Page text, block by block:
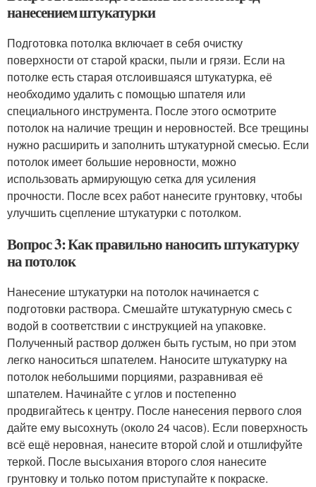
нанесением штукатурки
Подготовка потолка включает в себя очистку
поверхности от старой краски, пыли и грязи. Если на
потолке есть старая отслоившаяся штукатурка, её
необходимо удалить с помощью шпателя или
специального инструмента. После этого осмотрите
потолок на наличие трещин и неровностей. Все трещины
нужно расширить и заполнить штукатурной смесью. Если
потолок имеет большие неровности, можно
использовать армирующую сетка для усиления
прочности. После всех работ нанесите грунтовку, чтобы
улучшить сцепление штукатурки с потолком.
Вопрос 3: Как правильно наносить штукатурку
на потолок
Нанесение штукатурки на потолок начинается с
подготовки раствора. Смешайте штукатурную смесь с
водой в соответствии с инструкцией на упаковке.
Полученный раствор должен быть густым, но при этом
легко наноситься шпателем. Наносите штукатурку на
потолок небольшими порциями, разравнивая её
шпателем. Начинайте с углов и постепенно
продвигайтесь к центру. После нанесения первого слоя
дайте ему высохнуть (около 24 часов). Если поверхность
всё ещё неровная, нанесите второй слой и отшлифуйте
теркой. После высыхания второго слоя нанесите
грунтовку и только потом приступайте к покраске.